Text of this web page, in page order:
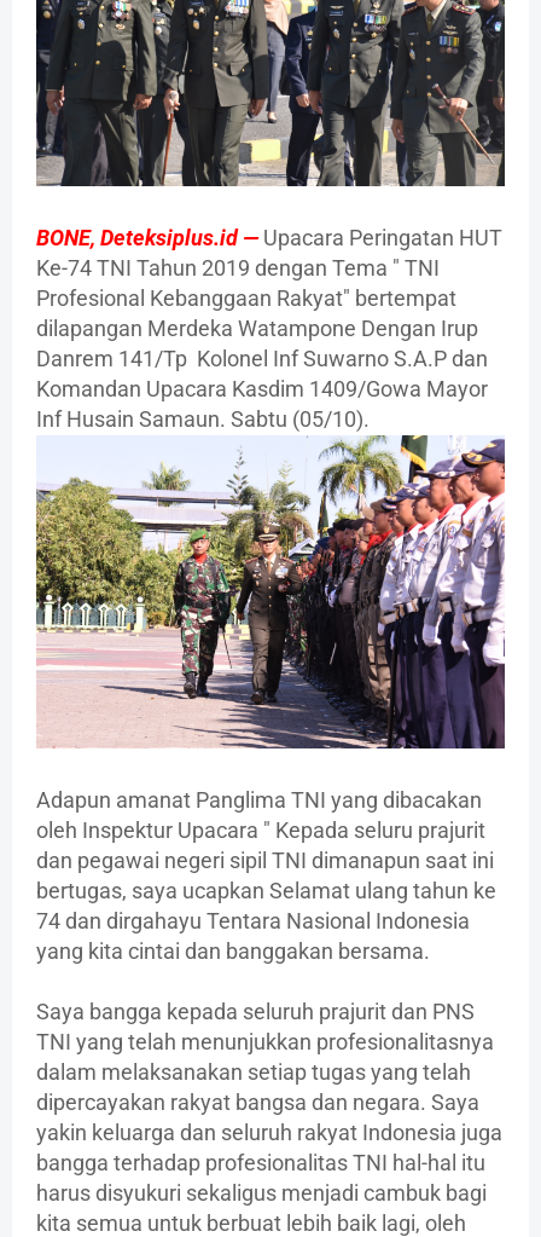
BONE, Deteksiplus.id —Upacara Peringatan HUT
Ke-74 TNI Tahun 2019 dengan Tema " TNI
Profesional Kebanggaan Rakyat" bertempat
dilapangan Merdeka Watampone Dengan Irup
Danrem 141/Tp Kolonel Inf Suwarno S.A.P dan
Komandan Upacara Kasdim 1409/Gowa Mayor
Inf Husain Samaun. Sabtu (05/10).
Adapun amanat Panglima TNI yang dibacakan
oleh Inspektur Upacara " Kepada seluru prajurit
dan pegawai negeri sipil TNI dimanapun saat ini
bertugas, saya ucapkan Selamat ulang tahun ke
74 dan dirgahayu Tentara Nasional Indonesia
yang kita cintai dan banggakan bersama.
Saya bangga kepada seluruh prajurit dan PNS
TNI yang telah menunjukkan profesionalitasnya
dalam melaksanakan setiap tugas yang telah
dipercayakan rakyat bangsa dan negara. Saya
yakin keluarga dan seluruh rakyat Indonesia juga
bangga terhadap profesionalitas TNI hal-hal itu
harus disyukuri sekaligus menjadi cambuk bagi
kita semua untuk berbuat lebih baik lagi, oleh